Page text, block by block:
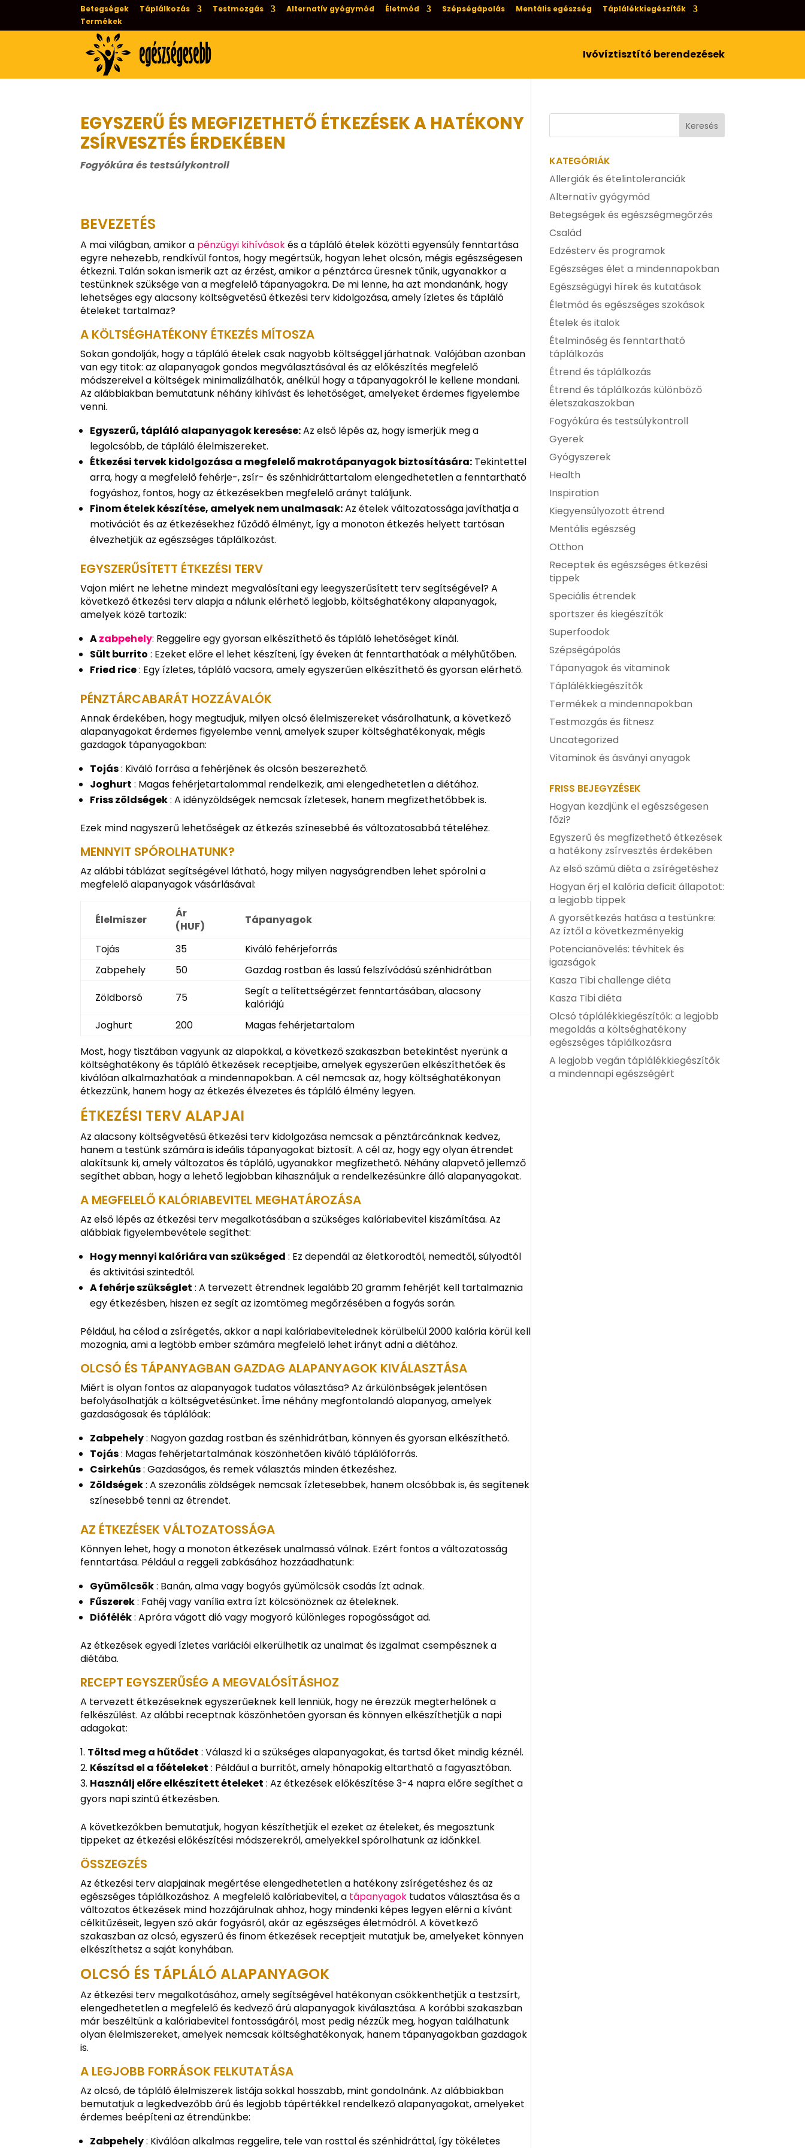
Betegségek Táplálkozás Testmozgás Alternatív gyógymód Életmód Szépségápolás Mentális egészség
Táplálékkiegészítők
Termékek
Ivóvíztisztító berendezések
EGYSZERŰ ÉS MEGFIZETHETŐ ÉTKEZÉSEK A HATÉKONY
ZSÍRVESZTÉS ÉRDEKÉBEN
Fogyókúra és testsúlykontroll
BEVEZETÉS
A mai világban, amikor a pénzügyi kihívásokés a tápláló ételek közötti egyensúly fenntartása
egyre nehezebb, rendkívül fontos, hogy megértsük, hogyan lehet olcsón, mégis egészségesen
étkezni. Talán sokan ismerik azt az érzést, amikor a pénztárca üresnek tűnik, ugyanakkor a
testünknek szüksége van a megfelelő tápanyagokra. De mi lenne, ha azt mondanánk, hogy
lehetséges egy alacsony költségvetésű étkezési terv kidolgozása, amely ízletes és tápláló
ételeket tartalmaz?
A KÖLTSÉGHATÉKONY ÉTKEZÉS MÍTOSZA
Sokan gondolják, hogy a tápláló ételek csak nagyobb költséggel járhatnak. Valójában azonban
van egy titok: az alapanyagok gondos megválasztásával és az előkészítés megfelelő
módszereivel a költségek minimalizálhatók, anélkül hogy a tápanyagokról le kellene mondani.
Az alábbiakban bemutatunk néhány kihívást és lehetőséget, amelyeket érdemes figyelembe
venni.
Egyszerű, tápláló alapanyagok keresése:Az első lépés az, hogy ismerjük meg a
legolcsóbb, de tápláló élelmiszereket.
Étkezési tervek kidolgozása a megfelelő makrotápanyagok biztosítására: Tekintettel
arra, hogy a megfelelő fehérje-, zsír- és szénhidráttartalom elengedhetetlen a fenntartható
fogyáshoz, fontos, hogy az étkezésekben megfelelő arányt találjunk.
Finom ételek készítése, amelyek nem unalmasak:Az ételek változatossága javíthatja a
motivációt és az étkezésekhez fűződő élményt, így a monoton étkezés helyett tartósan
élvezhetjük az egészséges táplálkozást.
EGYSZERŰSÍTETT ÉTKEZÉSI TERV
Vajon miért ne lehetne mindezt megvalósítani egy leegyszerűsített terv segítségével? A
következő étkezési terv alapja a nálunk elérhető legjobb, költséghatékony alapanyagok,
amelyek közé tartozik:
Azabpehely: Reggelire egy gyorsan elkészíthető és tápláló lehetőséget kínál.
Sült burrito : Ezeket előre el lehet készíteni, így éveken át fenntarthatóak a mélyhűtőben.
Fried rice: Egy ízletes, tápláló vacsora, amely egyszerűen elkészíthető és gyorsan elérhető.
PÉNZTÁRCABARÁT HOZZÁVALÓK
Annak érdekében, hogy megtudjuk, milyen olcsó élelmiszereket vásárolhatunk, a következő
alapanyagokat érdemes figyelembe venni, amelyek szuper költséghatékonyak, mégis
gazdagok tápanyagokban:
Tojás: Kiváló forrása a fehérjének és olcsón beszerezhető.
Joghurt : Magas fehérjetartalommal rendelkezik, ami elengedhetetlen a diétához.
Friss zöldségek: A idényzöldségek nemcsak ízletesek, hanem megfizethetőbbek is.
Ezek mind nagyszerű lehetőségek az étkezés színesebbé és változatosabbá tételéhez.
MENNYIT SPÓROLHATUNK?
Az alábbi táblázat segítségével látható, hogy milyen nagyságrendben lehet spórolni a
megfelelő alapanyagok vásárlásával:
Élelmiszer
Ár
(HUF)
Tápanyagok
Tojás 35
Kiváló fehérjeforrás
Zabpehely
50
Gazdag rostban és lassú felszívódású szénhidrátban
Zöldborsó
75
Segít a telítettségérzet fenntartásában, alacsony
kalóriájú
Joghurt
200
Magas fehérjetartalom
Most, hogy tisztában vagyunk az alapokkal, a következő szakaszban betekintést nyerünk a
költséghatékony és tápláló étkezések receptjeibe, amelyek egyszerűen elkészíthetőek és
kiválóan alkalmazhatóak a mindennapokban. A cél nemcsak az, hogy költséghatékonyan
étkezzünk, hanem hogy az étkezés élvezetes és tápláló élmény legyen.
ÉTKEZÉSI TERV ALAPJAI
Az alacsony költségvetésű étkezési terv kidolgozása nemcsak a pénztárcánknak kedvez,
hanem a testünk számára is ideális tápanyagokat biztosít. A cél az, hogy egy olyan étrendet
alakítsunk ki, amely változatos és tápláló, ugyanakkor megfizethető. Néhány alapvető jellemző
segíthet abban, hogy a lehető legjobban kihasználjuk a rendelkezésünkre álló alapanyagokat.
A MEGFELELŐ KALÓRIABEVITEL MEGHATÁROZÁSA
Az első lépés az étkezési terv megalkotásában a szükséges kalóriabevitel kiszámítása. Az
alábbiak figyelembevétele segíthet:
Hogy mennyi kalóriára van szükséged : Ez dependál az életkorodtól, nemedtől, súlyodtól
és aktivitási szintedtől.
A fehérje szükséglet : A tervezett étrendnek legalább 20 gramm fehérjét kell tartalmaznia
egy étkezésben, hiszen ez segít az izomtömeg megőrzésében a fogyás során.
Például, ha célod a zsírégetés, akkor a napi kalóriabevitelednek körülbelül 2000 kalória körül kell
mozognia, ami a legtöbb ember számára megfelelő lehet irányt adni a diétához.
OLCSÓ ÉS TÁPANYAGBAN GAZDAG ALAPANYAGOK KIVÁLASZTÁSA
Miért is olyan fontos az alapanyagok tudatos választása? Az árkülönbségek jelentősen
befolyásolhatják a költségvetésünket. Íme néhány megfontolandó alapanyag, amelyek
gazdaságosak és táplálóak:
Zabpehely: Nagyon gazdag rostban és szénhidrátban, könnyen és gyorsan elkészíthető.
Tojás: Magas fehérjetartalmának köszönhetően kiváló táplálóforrás.
Csirkehús: Gazdaságos, és remek választás minden étkezéshez.
Zöldségek: A szezonális zöldségek nemcsak ízletesebbek, hanem olcsóbbak is, és segítenek
színesebbé tenni az étrendet.
AZ ÉTKEZÉSEK VÁLTOZATOSSÁGA
Könnyen lehet, hogy a monoton étkezések unalmassá válnak. Ezért fontos a változatosság
fenntartása. Például a reggeli zabkásához hozzáadhatunk:
Gyümölcsök: Banán, alma vagy bogyós gyümölcsök csodás ízt adnak.
Fűszerek: Fahéj vagy vanília extra ízt kölcsönöznek az ételeknek.
Diófélék: Apróra vágott dió vagy mogyoró különleges ropogósságot ad.
Az étkezések egyedi ízletes variációi elkerülhetik az unalmat és izgalmat csempésznek a
diétába.
RECEPT EGYSZERŰSÉG A MEGVALÓSÍTÁSHOZ
A tervezett étkezéseknek egyszerűeknek kell lenniük, hogy ne érezzük megterhelőnek a
felkészülést. Az alábbi receptnak köszönhetően gyorsan és könnyen elkészíthetjük a napi
adagokat:
Töltsd meg a hűtődet : Válaszd ki a szükséges alapanyagokat, és tartsd őket mindig kéznél.
Készítsd el a főételeket : Például a burritót, amely hónapokig eltartható a fagyasztóban.
Használj előre elkészített ételeket : Az étkezések előkészítése 3-4 napra előre segíthet a
gyors napi szintű étkezésben.
A következőkben bemutatjuk, hogyan készíthetjük el ezeket az ételeket, és megosztunk
tippeket az étkezési előkészítési módszerekről, amelyekkel spórolhatunk az időnkkel.
ÖSSZEGZÉS
Az étkezési terv alapjainak megértése elengedhetetlen a hatékony zsírégetéshez és az
egészséges táplálkozáshoz. A megfelelő kalóriabevitel, a tápanyagok tudatos választása és a
változatos étkezések mind hozzájárulnak ahhoz, hogy mindenki képes legyen elérni a kívánt
célkitűzéseit, legyen szó akár fogyásról, akár az egészséges életmódról. A következő
szakaszban az olcsó, egyszerű és finom étkezések receptjeit mutatjuk be, amelyeket könnyen
elkészíthetsz a saját konyhában.
OLCSÓ ÉS TÁPLÁLÓ ALAPANYAGOK
Az étkezési terv megalkotásához, amely segítségével hatékonyan csökkenthetjük a testzsírt,
elengedhetetlen a megfelelő és kedvező árú alapanyagok kiválasztása. A korábbi szakaszban
már beszéltünk a kalóriabevitel fontosságáról, most pedig nézzük meg, hogyan találhatunk
olyan élelmiszereket, amelyek nemcsak költséghatékonyak, hanem tápanyagokban gazdagok
is.
A LEGJOBB FORRÁSOK FELKUTATÁSA
Az olcsó, de tápláló élelmiszerek listája sokkal hosszabb, mint gondolnánk. Az alábbiakban
bemutatjuk a legkedvezőbb árú és legjobb tápértékkel rendelkező alapanyagokat, amelyeket
érdemes beépíteni az étrendünkbe:
Zabpehely: Kiválóan alkalmas reggelire, tele van rosttal és szénhidráttal, így tökéletes
KATEGÓRIÁK
Allergiák és ételintoleranciák
Alternatív gyógymód
Betegségek és egészségmegőrzés
Család
Edzésterv és programok
Egészséges élet a mindennapokban
Egészségügyi hírek és kutatások
Életmód és egészséges szokások
Ételek és italok
Ételminőség és fenntartható
táplálkozás
Étrend és táplálkozás
Étrend és táplálkozás különböző
életszakaszokban
Fogyókúra és testsúlykontroll
Gyerek
Gyógyszerek
Health
Inspiration
Kiegyensúlyozott étrend
Mentális egészség
Otthon
Receptek és egészséges étkezési
tippek
Speciális étrendek
sportszer és kiegészítők
Superfoodok
Szépségápolás
Tápanyagok és vitaminok
Táplálékkiegészítők
Termékek a mindennapokban
Testmozgás és fitnesz
Uncategorized
Vitaminok és ásványi anyagok
FRISS BEJEGYZÉSEK
Hogyan kezdjünk el egészségesen
főzi?
Egyszerű és megfizethető étkezések
a hatékony zsírvesztés érdekében
Az első számú diéta a zsírégetéshez
Hogyan érj el kalória deficit állapotot:
a legjobb tippek
A gyorsétkezés hatása a testünkre:
Az íztől a következményekig
Potencianövelés: tévhitek és
igazságok
Kasza Tibi challenge diéta
Kasza Tibi diéta
Olcsó táplálékkiegészítők: a legjobb
megoldás a költséghatékony
egészséges táplálkozásra
A legjobb vegán táplálékkiegészítők
a mindennapi egészségért